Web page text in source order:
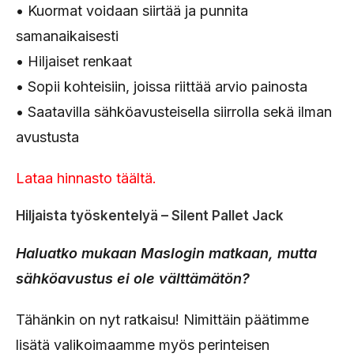
• Kuormat voidaan siirtää ja punnita
samanaikaisesti
• Hiljaiset renkaat
• Sopii kohteisiin, joissa riittää arvio painosta
• Saatavilla sähköavusteisella siirrolla sekä ilman
avustusta
Lataa hinnasto täältä.
Hiljaista työskentelyä – Silent Pallet Jack
Haluatko mukaan Maslogin matkaan, mutta
sähköavustus ei ole välttämätön?
Tähänkin on nyt ratkaisu! Nimittäin päätimme
lisätä valikoimaamme myös perinteisen